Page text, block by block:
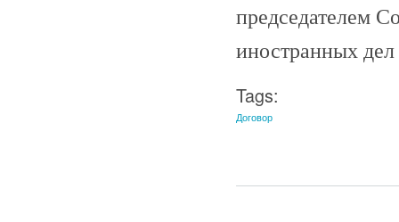
председателем
иностранных
Tags:
Договор